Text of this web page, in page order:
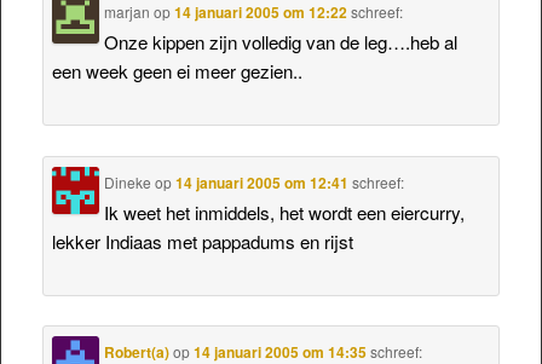
marjan op14 januari 2005 om 12:22 schreef:
Onze kippen zijn volledig van de leg….heb al
een week geen ei meer gezien..
Dineke op14 januari 2005 om 12:41 schreef:
Ik weet het inmiddels, het wordt een eiercurry,
lekker Indiaas met pappadums en rijst
Robert(a)op14 januari 2005 om 14:35 schreef: